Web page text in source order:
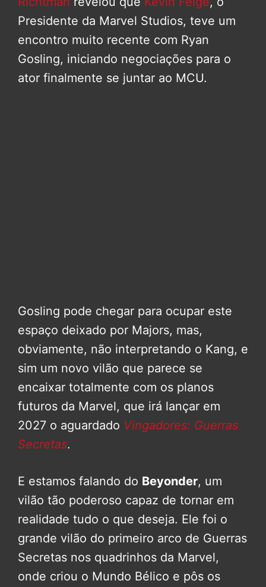
Presidente da Marvel Studios, teve um
encontro muito recente com Ryan
Gosling, iniciando negociações para o
ator finalmente se juntar ao MCU.
Gosling pode chegar para ocupar este
espaço deixado por Majors, mas,
obviamente, não interpretando o Kang, e
sim um novo vilão que parece se
encaixar totalmente com os planos
futuros da Marvel, que irá lançar em
2027 o aguardado Vingadores: Guerras
Secretas.
E estamos falando do Beyonder, um
vilão tão poderoso capaz de tornar em
realidade tudo o que deseja. Ele foi o
grande vilão do primeiro arco de Guerras
Secretas nos quadrinhos da Marvel,
onde criou o Mundo Bélico e pôs os